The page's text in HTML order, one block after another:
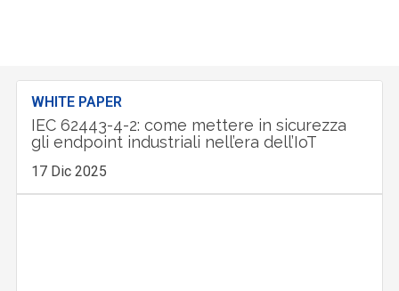
WHITE PAPER
IEC 62443-4-2: come mettere in sicurezza
gli endpoint industriali nell’era dell’IoT
17 Dic 2025